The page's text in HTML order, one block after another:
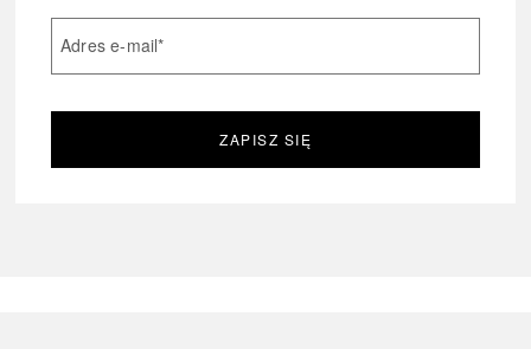
Adres e-mail*
ZAPISZ SIĘ